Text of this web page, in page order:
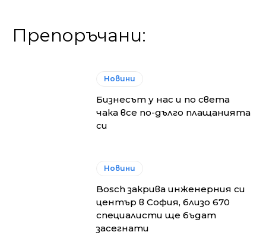
Препоръчани:
Новини
Бизнесът у нас и по света
чака все по-дълго плащанията
си
Новини
Bosch закрива инженерния си
център в София, близо 670
специалисти ще бъдат
засегнати